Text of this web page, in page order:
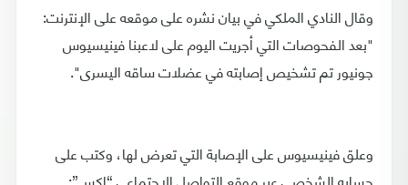
وقال النادي الملكي في بيان نشره على موقعه على الإنترنت:
"بعد الفحوصات التي أجريت اليوم على لاعبنا فينيسيوس
جونيور تم تشخيص إصابته في عضلات ساقه اليسرى".
وعلق فينيسيوس على الإصابة التي تعرض لها، وكتب على